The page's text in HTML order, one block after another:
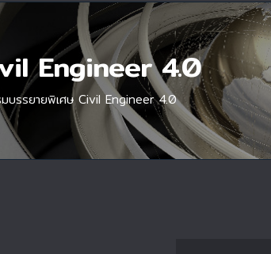
Engineer 4.0
บรรยายพิเศษ Civil Engineer 4.0